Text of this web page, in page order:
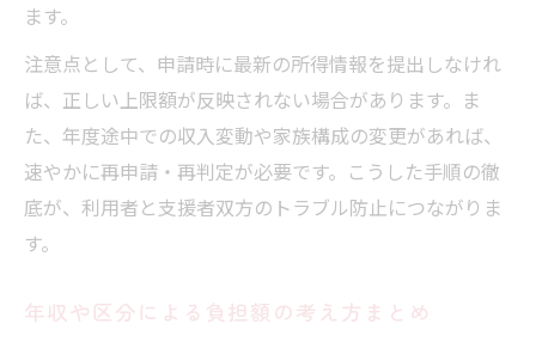
ます。
注意点として、申請時に最新の所得情報を提出しなけれ
ば、正しい上限額が反映されない場合があります。ま
た、年度途中での収入変動や家族構成の変更があれば、
速やかに再申請・再判定が必要です。こうした手順の徹
底が、利用者と支援者双方のトラブル防止につながりま
す。
年収や区分による負担額の考え方まとめ